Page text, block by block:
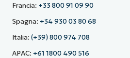
Francia: +33 800 91 09 90
Spagna: +34 930 03 80 68
Italia: (+39) 800 974 708
APAC: +61 1800 490 516